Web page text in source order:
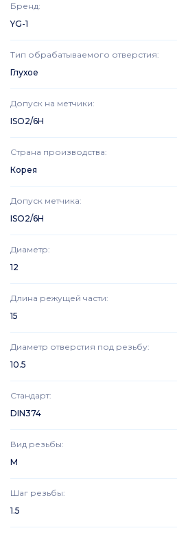
Бренд:
YG-1
Тип обрабатываемого отверстия:
Глухое
Допуск на метчики:
ISO2/6H
Страна производства:
Корея
Допуск метчика:
ISO2/6H
Диаметр:
12
Длина режущей части:
15
Диаметр отверстия под резьбу:
10.5
Стандарт:
DIN374
Вид резьбы:
M
Шаг резьбы:
1.5